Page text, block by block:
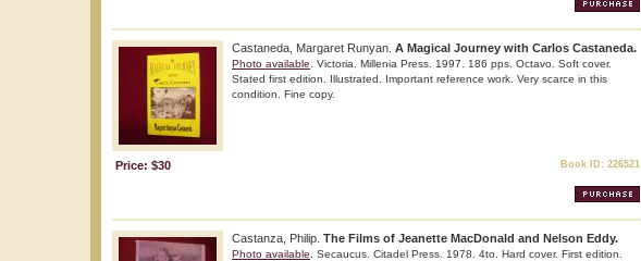
Castaneda, Margaret Runyan. A Magical Journey with Carlos Castaneda.
Photo available . Victoria. Millenia Press. 1997. 186 pps. Octavo. Soft cover.
Stated first edition. Illustrated. Important reference work. Very scarce in this
condition. Fine copy.
Price: $30 Book ID: 226521
Castanza, Philip. The Films of Jeanette MacDonald and Nelson Eddy.
Photo available . Secaucus. Citadel Press. 1978. 4to. Hard cover. First edition.